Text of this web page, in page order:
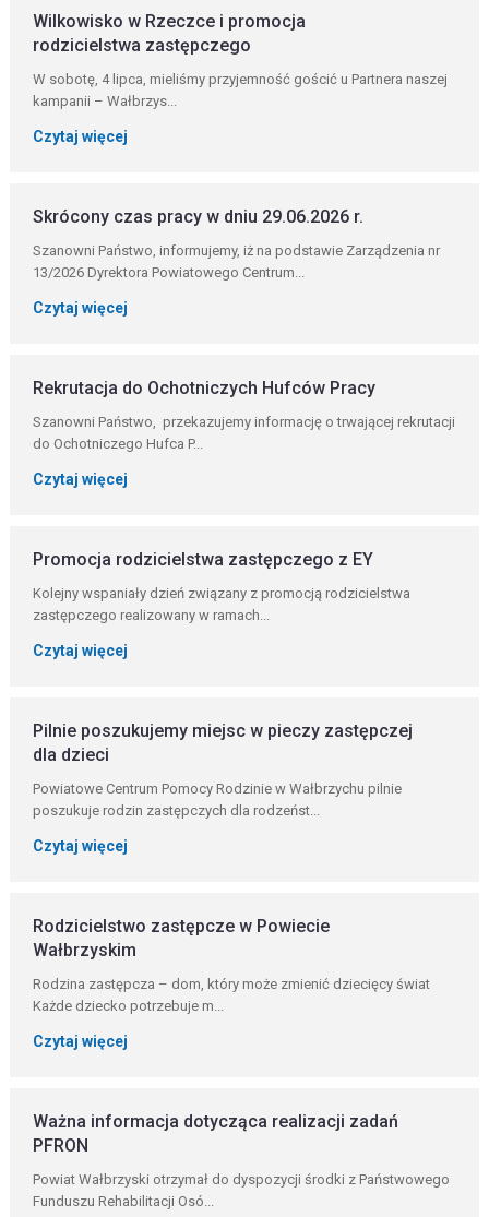
Wilkowisko w Rzeczce i promocja
rodzicielstwa zastępczego
W sobotę, 4 lipca, mieliśmy przyjemność gościć u Partnera naszej
kampanii – Wałbrzys...
Czytaj więcej
Skrócony czas pracy w dniu 29.06.2026 r.
Szanowni Państwo, informujemy, iż na podstawie Zarządzenia nr
13/2026 Dyrektora Powiatowego Centrum...
Czytaj więcej
Rekrutacja do Ochotniczych Hufców Pracy
Szanowni Państwo, przekazujemy informację o trwającej rekrutacji
do Ochotniczego Hufca P...
Czytaj więcej
Promocja rodzicielstwa zastępczego z EY
Kolejny wspaniały dzień związany z promocją rodzicielstwa
zastępczego realizowany w ramach...
Czytaj więcej
Pilnie poszukujemy miejsc w pieczy zastępczej
dla dzieci
Powiatowe Centrum Pomocy Rodzinie w Wałbrzychu pilnie
poszukuje rodzin zastępczych dla rodzeńst...
Czytaj więcej
Rodzicielstwo zastępcze w Powiecie
Wałbrzyskim
Rodzina zastępcza – dom, który może zmienić dziecięcy świat
Każde dziecko potrzebuje m...
Czytaj więcej
Ważna informacja dotycząca realizacji zadań
PFRON
Powiat Wałbrzyski otrzymał do dyspozycji środki z Państwowego
Funduszu Rehabilitacji Osó...